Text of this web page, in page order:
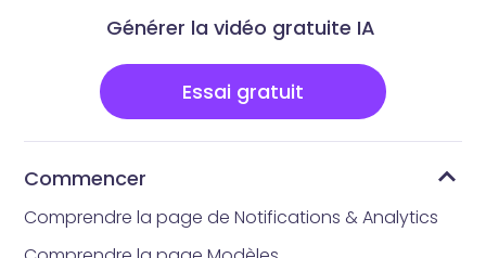
Générer la vidéo gratuite IA
Essai gratuit
Commencer
Comprendre la page de Notifications & Analytics